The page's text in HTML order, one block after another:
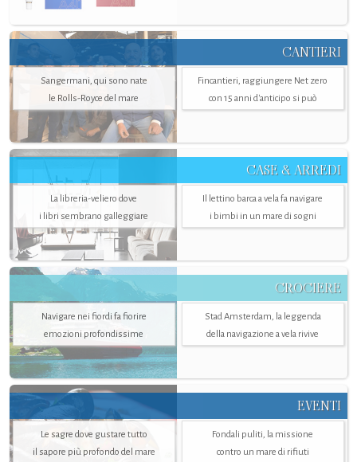
CANTIERI
Sangermani, qui sono nate
le Rolls-Royce del mare
Fincantieri, raggiungere Net zero
con 15 anni d'anticipo si può
CASE & ARREDI
La libreria-veliero dove
i libri sembrano galleggiare
Il lettino barca a vela fa navigare
i bimbi in un mare di sogni
CROCIERE
Navigare nei fiordi fa fiorire
emozioni profondissime
Stad Amsterdam, la leggenda
della navigazione a vela rivive
EVENTI
Le sagre dove gustare tutto
il sapore più profondo del mare
Fondali puliti, la missione
contro un mare di rifiuti